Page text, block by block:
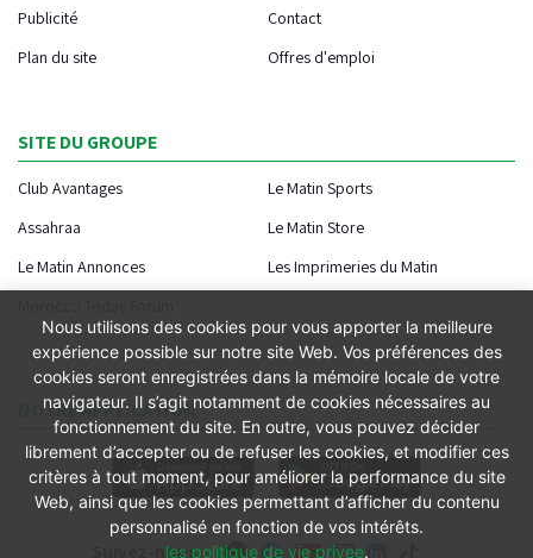
Suivez-nous
Publicité
Contact
Plan du site
Offres d'emploi
SITE DU GROUPE
Club Avantages
Le Matin Sports
Assahraa
Le Matin Store
Le Matin Annonces
Les Imprimeries du Matin
NOTRE APPLICATION
Nous utilisons des cookies pour vous apporter la meilleure
expérience possible sur notre site Web. Vos préférences des
cookies seront enregistrées dans la mémoire locale de votre
navigateur. Il s’agit notamment de cookies nécessaires au
fonctionnement du site. En outre, vous pouvez décider
librement d’accepter ou de refuser les cookies, et modifier ces
critères à tout moment, pour améliorer la performance du site
Web, ainsi que les cookies permettant d’afficher du contenu
personnalisé en fonction de vos intérêts.
les politique de vie privee.